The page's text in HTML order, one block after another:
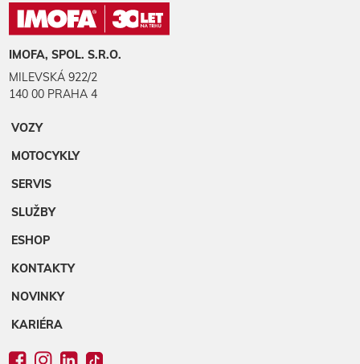
IMOFA, SPOL. S.R.O.
MILEVSKÁ 922/2
140 00 PRAHA 4
VOZY
MOTOCYKLY
SERVIS
SLUŽBY
ESHOP
KONTAKTY
NOVINKY
KARIÉRA